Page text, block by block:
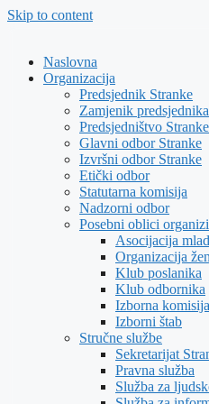
Skip to content
Naslovna
Organizacija
Predsjednik Stranke
Zamjenik
Predsjedništvo Stranke
Glavni odbor Stranke
Izvršni odbor Stranke
Etički odbor
Statutarna komisija
Nadzorni odbor
Posebni oblici
Asocijacija
Organizacija
Klub poslanika
Klub odbornika
Izborna komisija
Izborni štab
Stručne službe
Sekretarijat
Pravna služba
Služba za